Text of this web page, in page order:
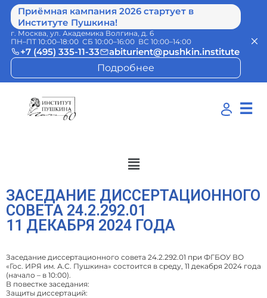
Приёмная кампания 2026 стартует в
Институте Пушкина!
г. Москва, ул. Академика Волгина, д. 6
ПН–ПТ 10:00–18:00 СБ 10:00–16:00 ВС 10:00–14:00
+7 (495) 335-11-33
abiturient@pushkin.institute
Подробнее
☰
ЗАСЕДАНИЕ ДИССЕРТАЦИОННОГО
СОВЕТА 24.2.292.01
11 ДЕКАБРЯ 2024 ГОДА
Заседание диссертационного совета 24.2.292.01 при ФГБОУ ВО
«Гос. ИРЯ им. А.С. Пушкина» состоится в среду, 11 декабря 2024 года
(начало – в 10:00).
В повестке заседания:
Защиты диссертаций: